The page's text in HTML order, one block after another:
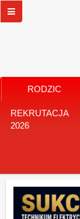
RODZIC
REKRUTACJA
2026